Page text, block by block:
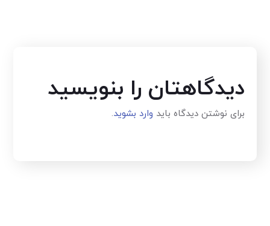
دیدگاهتان را بنویسید
برای نوشتن دیدگاه باید وارد بشوید.